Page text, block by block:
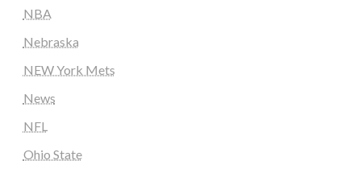
NBA
Nebraska
NEW York Mets
News
NFL
Ohio State